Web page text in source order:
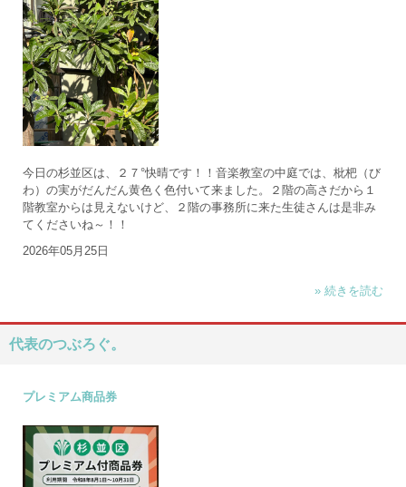
今日の杉並区は、２７°快晴です！！音楽教室の中庭では、枇杷（び
わ）の実がだんだん黄色く色付いて来ました。２階の高さだから１
階教室からは見えないけど、２階の事務所に来た生徒さんは是非み
てくださいね～！！
2026年05月25日
» 続きを読む
代表のつぶろぐ。
プレミアム商品券